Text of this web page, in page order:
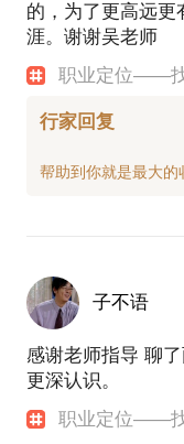
的，为了更高远更
涯。谢谢吴老师
职业定位——
行家回复
子不语
感谢老师指导 聊
更深认识。
职业定位——